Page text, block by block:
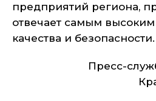
предприятий региона,
отвечает самым
качества и безопасности.
Пресс-